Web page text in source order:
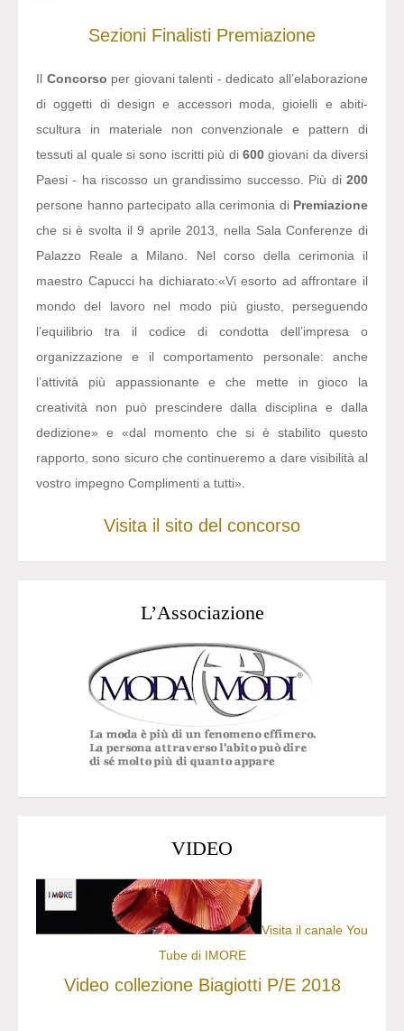
Sezioni Finalisti Premiazione
Il Concorso per giovani talenti - dedicato all’elaborazione
di oggetti di design e accessori moda, gioielli e abiti-
scultura in materiale non convenzionale e pattern di
tessuti al quale si sono iscritti più di 600giovani da diversi
Paesi - ha riscosso un grandissimo successo. Più di 200
persone hanno partecipato alla cerimonia di Premiazione
che si è svolta il 9 aprile 2013, nella Sala Conferenze di
Palazzo Reale a Milano. Nel corso della cerimonia il
maestro Capucci ha dichiarato:«Vi esorto ad affrontare il
mondo del lavoro nel modo più giusto, perseguendo
l’equilibrio tra il codice di condotta dell’impresa o
organizzazione e il comportamento personale: anche
l’attività più appassionante e che mette in gioco la
creatività non può prescindere dalla disciplina e dalla
dedizione» e «dal momento che si è stabilito questo
rapporto, sono sicuro che continueremo a dare visibilità al
vostro impegno Complimenti a tutti».
Visita il sito del concorso
L’Associazione
VIDEO
Visita il canale You
Tube di IMORE
Video collezione Biagiotti P/E 2018